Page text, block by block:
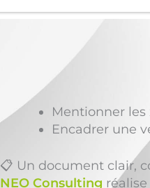
Mentionner les
Encadrer une
📋 Un document clair,
NEO Consulting réalise